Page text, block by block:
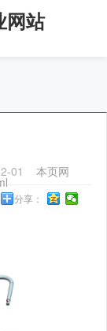
网站
01 本页网
分享：